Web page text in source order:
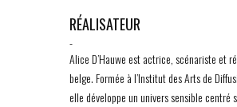
RÉALISATEUR
-
Alice D’Hauwe est actrice, scénariste et
belge. Formée à l’Institut des Arts de
elle développe un univers sensible centré